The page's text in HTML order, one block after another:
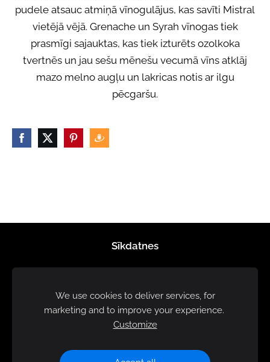
pudele atsauc atmiņā vīnogulājus, kas savīti Mistral
vietējā vējā. Grenache un Syrah vīnogas tiek
prasmīgi sajauktas, kas tiek izturēts ozolkoka
tvertnēs un jau sešu mēnešu vecumā vīns atklāj
mazo melno augļu un lakricas notis ar ilgu
pēcgaršu.
Sīkdatnes
We use cookies to deliver services, for
marketing and to improve your experience.
Customize